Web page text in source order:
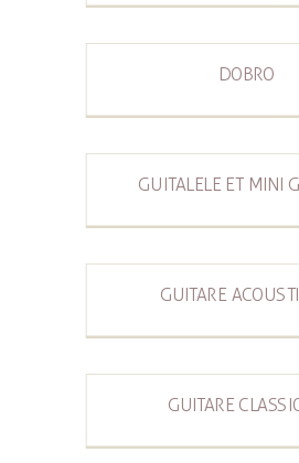
DOBRO
GUITALELE ET MINI
GUITARE
GUITARE